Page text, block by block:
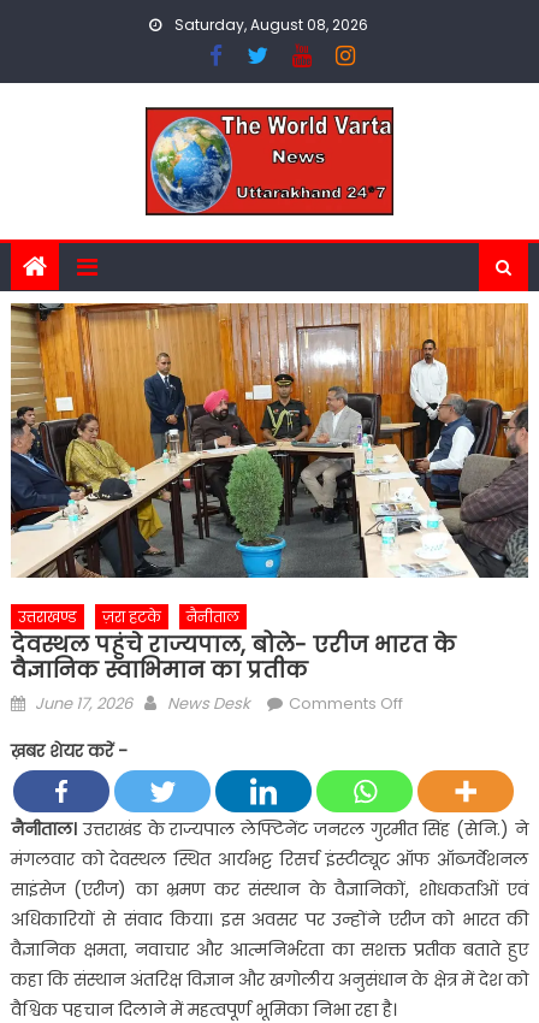
Saturday, August 08, 2026
उत्तराखण्ड ज़रा हटके नैनीताल
देवस्थल पहुंचे राज्यपाल, बोले- एरीज भारत के
वैज्ञानिक स्वाभिमान का प्रतीक
Posted
June 17, 2026 Author
News Desk Comments Offon
राज्यपाल,
बोले-
एरीज
भारत
के
वैज्ञानिक
स्वाभिमान
का
ख़बर शेयर करें -
नैनीताल।उत्तराखंड के राज्यपाल लेफ्टिनेंट जनरल गुरमीत सिंह (सेनि.) ने
मंगलवार को देवस्थल स्थित आर्यभट्ट रिसर्च इंस्टीट्यूट ऑफ ऑब्जर्वेशनल
साइंसेज (एरीज) का भ्रमण कर संस्थान के वैज्ञानिकों, शोधकर्ताओं एवं
अधिकारियों से संवाद किया। इस अवसर पर उन्होंने एरीज को भारत की
वैज्ञानिक क्षमता, नवाचार और आत्मनिर्भरता का सशक्त प्रतीक बताते हुए
कहा कि संस्थान अंतरिक्ष विज्ञान और खगोलीय अनुसंधान के क्षेत्र में देश को
वैश्विक पहचान दिलाने में महत्वपूर्ण भूमिका निभा रहा है।